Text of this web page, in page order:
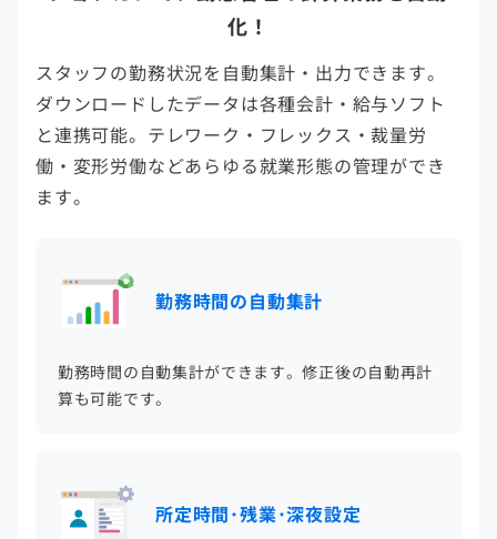
化！
スタッフの勤務状況を自動集計・出力できます。
ダウンロードしたデータは各種会計・給与ソフト
と連携可能。テレワーク・フレックス・裁量労
働・変形労働などあらゆる就業形態の管理ができ
ます。
勤務時間の自動集計
勤務時間の自動集計ができます。修正後の自動再計
算も可能です。
所定時間･残業･深夜設定